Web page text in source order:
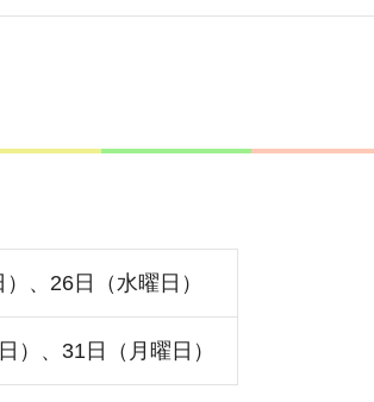
、26日（水曜日）
）、31日（月曜日）